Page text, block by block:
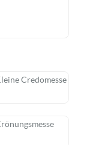
Credomesse